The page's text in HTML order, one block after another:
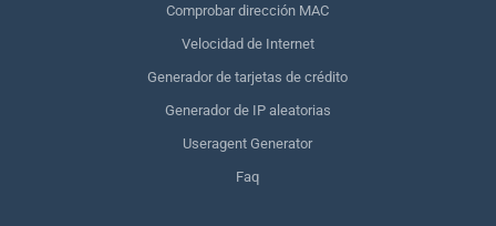
Comprobar dirección MAC
Velocidad de Internet
Generador de tarjetas de crédito
Generador de IP aleatorias
Useragent Generator
Faq